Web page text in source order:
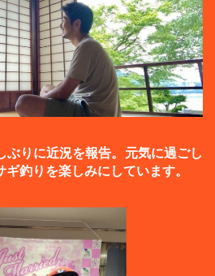
りに近況を報告。元気に過ごし
釣りを楽しみにしています。